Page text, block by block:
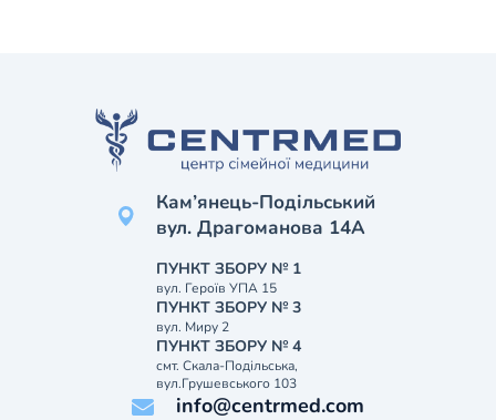
Кам’янець-Подільський
вул. Драгоманова 14А
ПУНКТ ЗБОРУ № 1
вул. Героїв УПА 15
ПУНКТ ЗБОРУ № 3
вул. Миру 2
ПУНКТ ЗБОРУ № 4
смт. Скала-Подільська,
вул.Грушевського 103
info@centrmed.com